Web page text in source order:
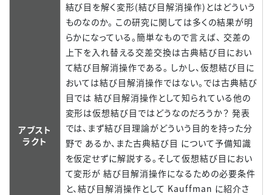
アブスト
ラクト
結び目を解く変形(結び目解消操作)とはどういう
ものなのか。 この研究に関しては多くの結果が明
らかになっている。簡単なもので言えば、 交差の
上下を入れ替える交差交換は古典結び目におい
て結び目解消操作である。 しかし、仮想結び目に
おいては結び目解消操作ではない。では古典結び
目では 結び目解消操作として知られている他の
変形は仮想結び目ではどうなのだろうか？ 発表
では、まず結び目理論がどういう目的を持った分
野で あるか、また古典結び目 について予備知識
を仮定せずに解説する。そして仮想結び目におい
て変形が 結び目解消操作になるための必要条件
と、結び目解消操作として Kauffman に紹介さ